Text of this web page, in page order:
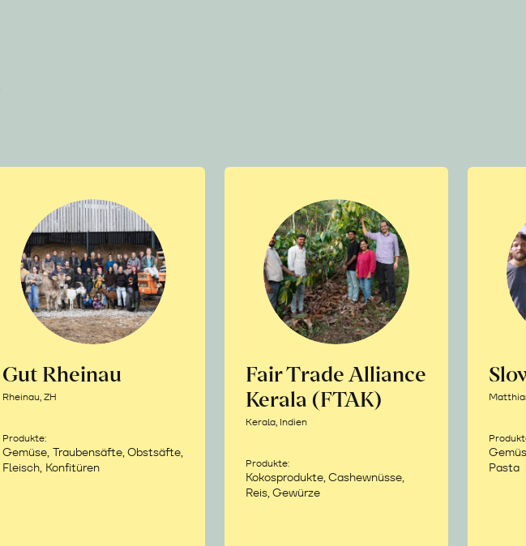
Gut Rheinau
Rheinau, ZH
Produkte:
Gemüse, Traubensäfte, Obstsäfte,
Fleisch, Konfitüren
Fair Trade Alliance
Kerala (FTAK)
Kerala, Indien
Produkte:
Kokosprodukte, Cashewnüsse,
Reis, Gewürze
Pasta